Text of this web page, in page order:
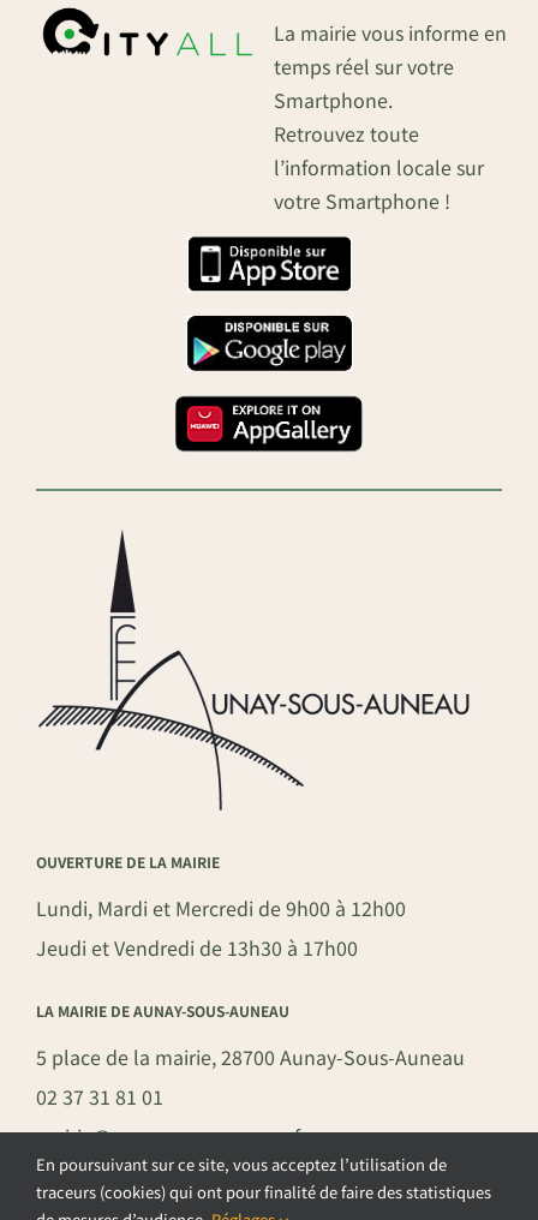
La mairie vous informe en
temps réel sur votre
Smartphone.
Retrouvez toute
l’information locale sur
votre Smartphone !
OUVERTURE DE LA MAIRIE
Lundi, Mardi et Mercredi de 9h00 à 12h00
Jeudi et Vendredi de 13h30 à 17h00
LA MAIRIE DE AUNAY-SOUS-AUNEAU
5 place de la mairie, 28700 Aunay-Sous-Auneau
02 37 31 81 01
mairie@aunay-sous-auneau.fr
En poursuivant sur ce site, vous acceptez l’utilisation de
traceurs (cookies) qui ont pour finalité de faire des statistiques